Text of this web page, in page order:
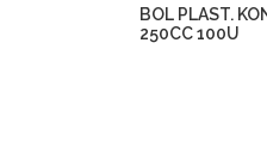
BOL PLAST.
250CC 100U